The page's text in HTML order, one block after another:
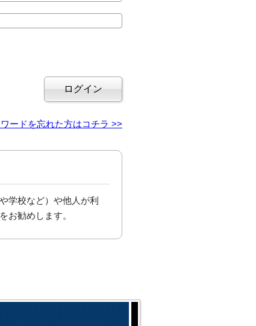
ードを忘れた方はコチラ >>
学校など）や他人が利
お勧めします。